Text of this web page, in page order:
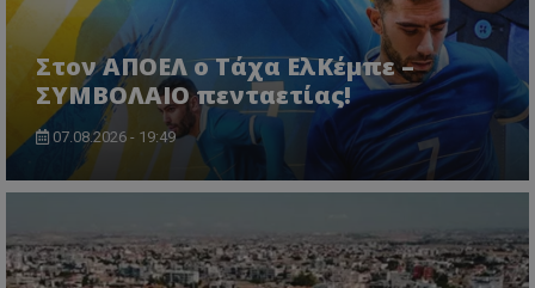
Στον ΑΠΟΕΛ ο Τάχα ΕλΚέμπε –
ΣΥΜΒΟΛΑΙΟ πενταετίας!
07.08.2026 - 19:49